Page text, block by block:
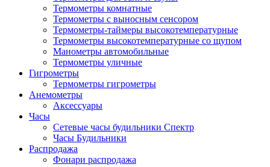
Термометры комнатные
Термометры с выносным сенсором
Термометры-таймеры высокотемпературные
Термометры высокотемпературные со щупом
Манометры автомобильные
Термометры уличные
Гигрометры
Термометры гигрометры
Анемометры
Аксессуары
Часы
Сетевые часы будильники Спектр
Часы Будильники
Распродажа
Фонари распродажа